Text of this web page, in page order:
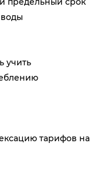
учить
тарифов на